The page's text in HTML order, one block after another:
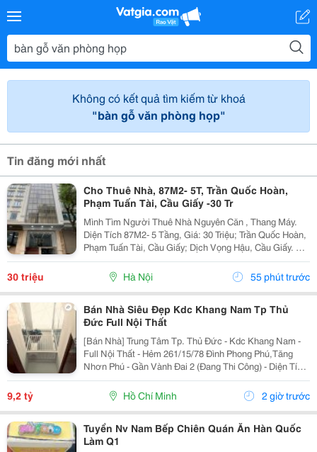
Không có kết quả tìm kiếm từ khoá
"bàn gỗ văn phòng họp"
Tin đăng mới nhất
Cho Thuê Nhà, 87M2- 5T, Trần Quốc Hoàn,
Phạm Tuấn Tài, Cầu Giấy -30 Tr
Mình Tìm Người Thuê Nhà Nguyên Căn , Thang Máy.
Diện Tích 87M2- 5 Tầng, Giá: 30 Triệu; Trần Quốc Hoàn,
Phạm Tuấn Tài, Cầu Giấy; Dịch Vọng Hậu, Cầu Giấy. +
Liên Hệ Trực Tiếp Chủ Nhà: 0988289962 + Vỉa Hè Lớn,
Mặt Tiền Rộng,Thoáng. + Vị Trí Gần Ngay...
30 triệu Hà Nội 55 phút trước
Bán Nhà Siêu Đẹp Kdc Khang Nam Tp Thủ
Đức Full Nội Thất
[Bán Nhà] Trung Tâm Tp. Thủ Đức - Kdc Khang Nam -
Full Nội Thất - Hẻm 261/15/78 Đình Phong Phú,Tăng
Nhơn Phú - Gần Vành Đai 2 (Đang Thi Công) - Diện Tích
Lý Tưởng: 5.6M X 14.2M (Tổng Diện Tích Công Nhận:
80M2). - Kết Cấu Kiên Cố: 1 Trệt, 2 Lầu,...
9,2 tỷ Hồ Chí Minh 2 giờ trước
Tuyển Nv Nam Bếp Chiên Quán Ăn Hàn Quốc
Làm Q1